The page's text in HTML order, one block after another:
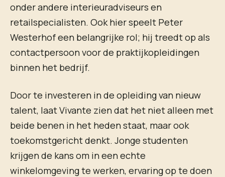
onder andere interieuradviseurs en
retailspecialisten. Ook hier speelt Peter
Westerhof een belangrijke rol; hij treedt op als
contactpersoon voor de praktijkopleidingen
binnen het bedrijf.
Door te investeren in de opleiding van nieuw
talent, laat Vivante zien dat het niet alleen met
beide benen in het heden staat, maar ook
toekomstgericht denkt. Jonge studenten
krijgen de kans om in een echte
winkelomgeving te werken, ervaring op te doen